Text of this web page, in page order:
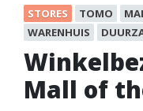
STORES
TOMO
WARENHUIS
Mall of